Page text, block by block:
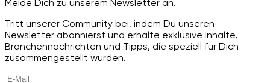
Melde Dich zu unserem Newsletter an.
Tritt unserer Community bei, indem Du unseren
Newsletter abonnierst und erhalte exklusive Inhalte,
Branchennachrichten und Tipps, die speziell für Dich
zusammengestellt wurden.